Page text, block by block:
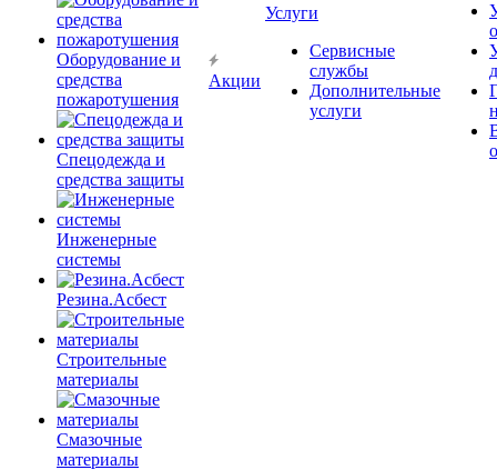
Оборудование и
средства
пожаротушения
Спецодежда и
средства защиты
Инженерные
системы
Резина.Асбест
Строительные
материалы
Смазочные
материалы
Акции
Услуги
Сервисные
службы
Дополнительные
услуги